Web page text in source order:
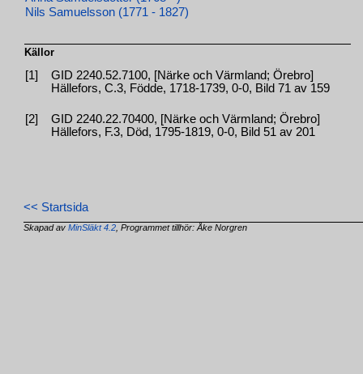
Nils Samuelsson (1771 - 1827)
Källor
[1]
GID 2240.52.7100, [Närke och Värmland; Örebro]
Hällefors, C.3, Födde, 1718-1739, 0-0, Bild 71 av 159
[2]
GID 2240.22.70400, [Närke och Värmland; Örebro]
Hällefors, F.3, Död, 1795-1819, 0-0, Bild 51 av 201
<< Startsida
Skapad avMinSläkt 4.2 , Programmet tillhör: Åke Norgren